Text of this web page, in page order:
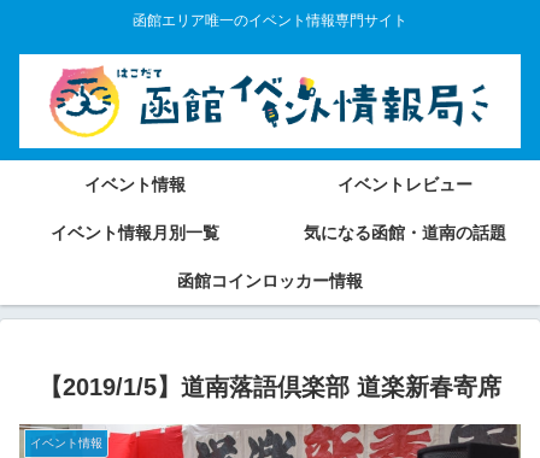
函館エリア唯一のイベント情報専門サイト
イベント情報 イベントレビュー
イベント情報月別一覧 気になる函館・道南の話題
函館コインロッカー情報
【2019/1/5】道南落語倶楽部 道楽新春寄席
イベント情報